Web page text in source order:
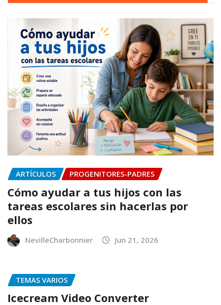
ARTÍCULOS PROGENITORES-PADRES
Cómo ayudar a tus hijos con las
tareas escolares sin hacerlas por
ellos
NevilleCharbonnier Jun 21, 2026
TEMAS VARIOS
Icecream Video Converter